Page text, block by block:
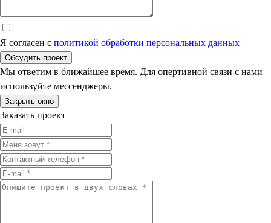
Я согласен с политикой обработки персональных данных
Обсудить проект
Мы ответим в ближайшее время. Для опертивной связи с нами
используйте мессенджеры.
Закрыть окно
Заказать проект